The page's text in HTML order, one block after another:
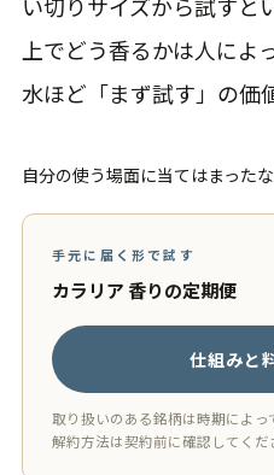
い切りサイズから試すと
上でどう香るかは人によ
水ほど「まず試す」の価
自分の使う場面に当てはまった
手元に届く形で試す
カラリア 香りの定期便
仕組みと
取り扱いのある銘柄は時期によ
解約方法は契約前に確認してくだ